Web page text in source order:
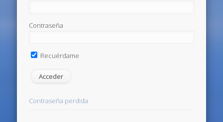
Contraseña
Recuérdame
Contraseña perdida